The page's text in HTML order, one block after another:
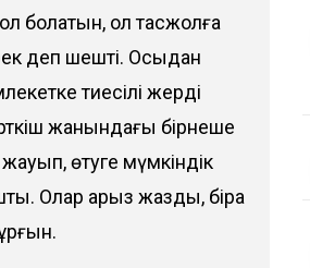
болатын, ол тасжолға
деп шешті. Осыдан
тиесілі жерді
жанындағы бірнеше
өтуге мүмкіндік
Олар арыз жазды, бірақ